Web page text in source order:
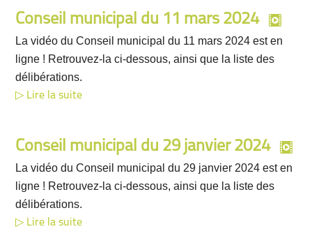
Conseil municipal du 11 mars 2024
La vidéo du Conseil municipal du 11 mars 2024 est en
ligne ! Retrouvez-la ci-dessous, ainsi que la liste des
délibérations.
Lire la suite
Conseil municipal du 29 janvier 2024
La vidéo du Conseil municipal du 29 janvier 2024 est en
ligne ! Retrouvez-la ci-dessous, ainsi que la liste des
délibérations.
Lire la suite